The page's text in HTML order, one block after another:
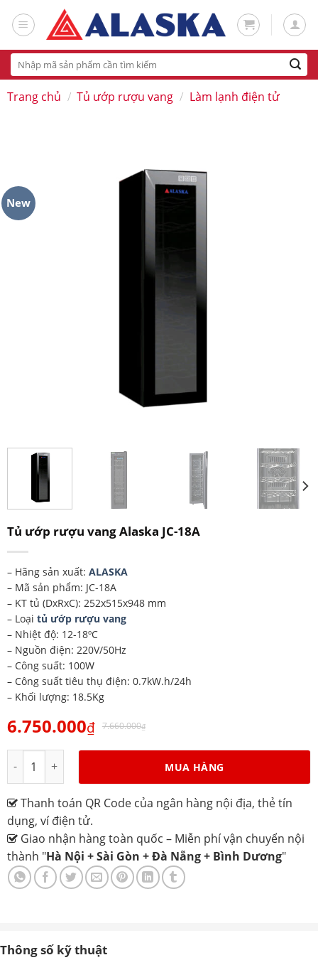
Tìm
kiếm:
Trang chủ / Tủ ướp rượu vang / Làm lạnh điện tử
New
Tủ ướp rượu vang Alaska JC-18A
– Hãng sản xuất: ALASKA
– Mã sản phẩm: JC-18A
– KT tủ (DxRxC): 252x515x948 mm
– Loại tủ ướp rượu vang
– Nhiệt độ: 12-18ºC
– Nguồn điện: 220V/50Hz
– Công suất: 100W
– Công suất tiêu thụ điện: 0.7kW.h/24h
– Khối lượng: 18.5Kg
6.750.000₫ 7.660.000₫
MUA HÀNG
Thanh toán QR Code của ngân hàng nội địa, thẻ tín
dụng, ví điện tử.
Giao nhận hàng toàn quốc – Miễn phí vận chuyển nội
thành "Hà Nội + Sài Gòn + Đà Nẵng + Bình Dương"
Thông số kỹ thuật